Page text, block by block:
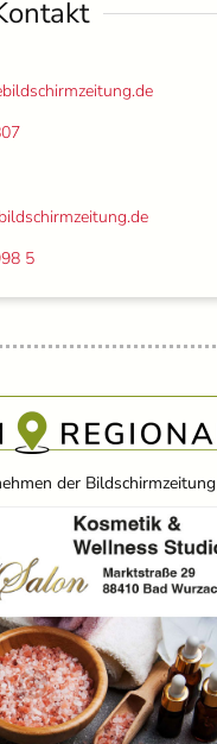
5
der Bildschirmzeitung